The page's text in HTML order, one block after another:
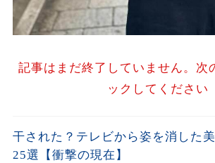
記事はまだ終了していません。次
ックしてください
干された？テレビから姿を消した
25選【衝撃の現在】